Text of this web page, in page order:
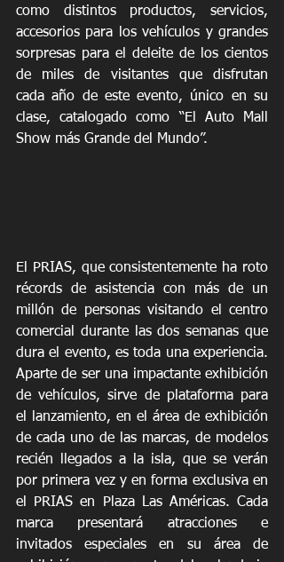
como distintos productos, servicios,
accesorios para los vehículos y grandes
sorpresas para el deleite de los cientos
de miles de visitantes que disfrutan
cada año de este evento, único en su
clase, catalogado como “El Auto Mall
Show más Grande del Mundo”.
El PRIAS, que consistentemente ha roto
récords de asistencia con más de un
millón de personas visitando el centro
comercial durante las dos semanas que
dura el evento, es toda una experiencia.
Aparte de ser una impactante exhibición
de vehículos, sirve de plataforma para
el lanzamiento, en el área de exhibición
de cada uno de las marcas, de modelos
recién llegados a la isla, que se verán
por primera vez y en forma exclusiva en
el PRIAS en Plaza Las Américas. Cada
marca presentará atracciones e
invitados especiales en su área de